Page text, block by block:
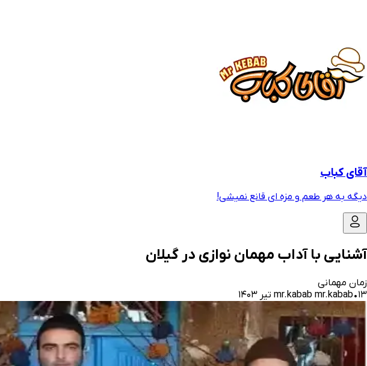
آقای کباب
دیگه به هر طعم و مزه ای قانع نمیشی!
آشنایی با آداب مهمان نوازی در گیلان
زمان مهمانی
mr.kabab mr.kabab•۱۳ تیر ۱۴۰۳